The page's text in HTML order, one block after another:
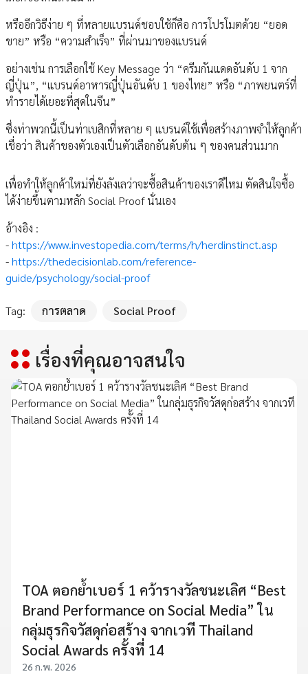
หรืออีกวิธีง่าย ๆ ที่หลายแบรนด์ชอบใช้ก็คือ การโปรโมตด้วย “ยอด
ขาย” หรือ “ความสำเร็จ” ที่ผ่านมาของแบรนด์
อย่างเช่น การเลือกใช้ Key Message ว่า “ครีมกันแดดอันดับ 1 จาก
ญี่ปุ่น”, “แบรนด์อาหารญี่ปุ่นอันดับ 1 ของไทย” หรือ “ภาพยนตร์ที่
ทำรายได้เยอะที่สุดในจีน”
ซึ่งท่าพวกนี้เป็นท่าเบสิกที่หลาย ๆ แบรนด์ใช้เพื่อสร้างภาพจำให้ลูกค้า
เชื่อว่า สินค้าของตัวเองเป็นตัวเลือกอันดับต้น ๆ ของคนส่วนมาก
เพื่อทำให้ลูกค้าใหม่ที่ยังลังเลว่าจะซื้อสินค้าของเราดีไหม ตัดสินใจซื้อ
ได้ง่ายขึ้นตามหลัก Social Proof นั่นเอง
อ้างอิง :
-https://www.investopedia.com/terms/h/herdinstinct.asp
-https://thedecisionlab.com/reference-
guide/psychology/social-proof
Tag: การตลาด Social Proof
เรื่องที่คุณอาจสนใจ
TOA ตอกย้ำเบอร์ 1 คว้ารางวัลชนะเลิศ “Best
Brand Performance on Social Media” ใน
กลุ่มธุรกิจวัสดุก่อสร้าง จากเวที Thailand
Social Awards ครั้งที่ 14
26 ก.พ. 2026